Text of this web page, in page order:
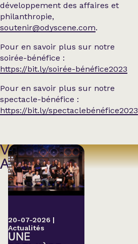
développement des affaires et
philanthropie,
soutenir@odyscene.com.
Pour en savoir plus sur notre
soirée-bénéfice :
https://bit.ly/soirée-bénéfice2023
Pour en savoir plus sur notre
spectacle-bénéfice :
https://bit.ly/spectaclebénéfice2023
VOIR
AUSSI
20-07-2026 |
Actualités
UNE